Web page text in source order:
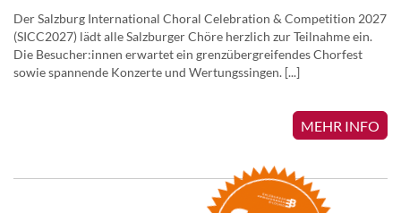
Der Salzburg International Choral Celebration & Competition 2027
(SICC2027) lädt alle Salzburger Chöre herzlich zur Teilnahme ein.
Die Besucher:innen erwartet ein grenzübergreifendes Chorfest
sowie spannende Konzerte und Wertungssingen. [...]
MEHR INFO